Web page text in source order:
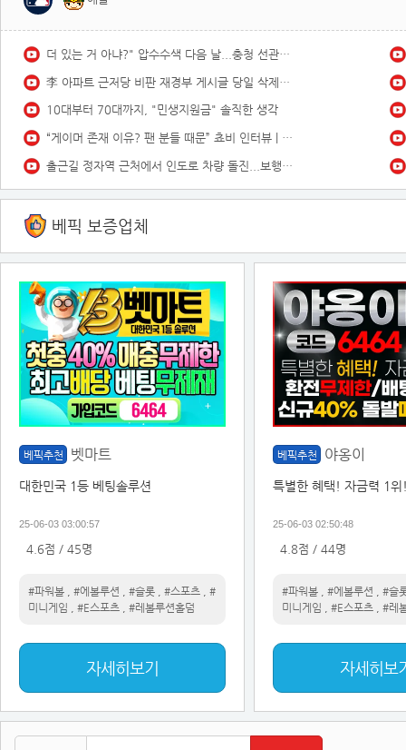
더 있는 거 아냐?" 압수수색 다음 날...충청 선관위서도 '숫자 맞추기' 포착
李 아파트 근저당 비판 재경부 게시글 당일 삭제…"대출 막더니 내로남불"
10대부터 70대까지, "민생지원금" 솔직한 생각
“게이머 존재 이유? 팬 분들 때문” 쵸비 인터뷰 | GEN vs KRX(04.30)
출근길 정자역 근처에서 인도로 차량 돌진...보행자 숨져 / YTN
베픽 보증업체
베픽추천 벳마트
대한민국 1등 베팅솔루션
25-06-03 03:00:57
4.6점 / 45명
#파워볼 #에볼루션 #슬롯 #스포츠
#
미니게임
#E스포츠 #레볼루션홀덤
자세히보기
베픽추천 야옹이
특별한 혜택! 자금력 1
25-06-03 02:50:48
4.8점 / 44명
#파워볼 #에볼루션
#슬
미니게임
#E스포츠 #레
자세히보